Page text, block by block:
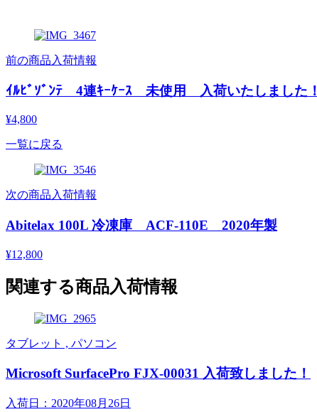
前の商品入荷情報
ｲﾙﾋﾞｿﾞﾝﾃ 4連ｷｰｹｰｽ 未使用 入荷いたしました！
¥4,800
一覧に戻る
次の商品入荷情報
Abitelax 100L 冷凍庫 ACF-110E 2020年製
¥12,800
関連する商品入荷情報
タブレット , パソコン
Microsoft SurfacePro FJX-00031 入荷致しました！
入荷日：2020年08月26日